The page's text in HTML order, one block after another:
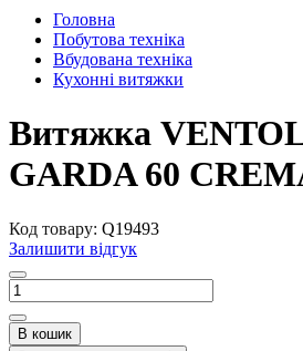
Головна
Побутова техніка
Вбудована техніка
Кухонні витяжки
Витяжка
GARDA 60
Код товару: Q19493
Залишити відгук
В кошик